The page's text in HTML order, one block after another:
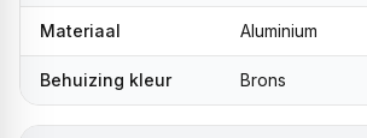
Materiaal Aluminium
Behuizing kleur Brons